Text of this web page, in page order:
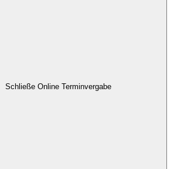
Schließe Online Terminvergabe